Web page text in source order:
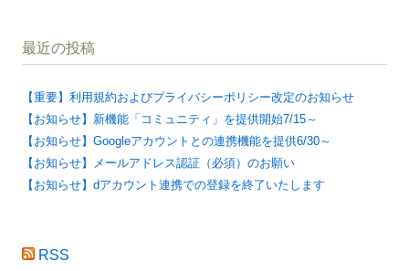
最近の投稿
【重要】利用規約およびプライバシーポリシー改定のお知らせ
【お知らせ】新機能「コミュニティ」を提供開始7/15～
【お知らせ】Googleアカウントとの連携機能を提供6/30～
【お知らせ】メールアドレス認証（必須）のお願い
【お知らせ】dアカウント連携での登録を終了いたします
RSS